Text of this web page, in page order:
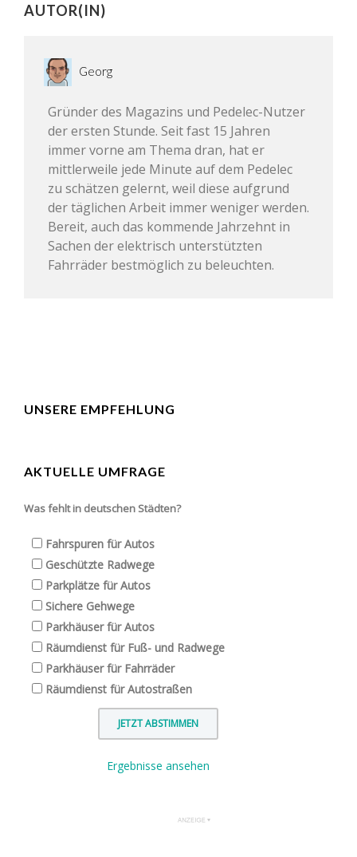
AUTOR(IN)
Georg
Gründer des Magazins und Pedelec-Nutzer
der ersten Stunde. Seit fast 15 Jahren
immer vorne am Thema dran, hat er
mittlerweile jede Minute auf dem Pedelec
zu schätzen gelernt, weil diese aufgrund
der täglichen Arbeit immer weniger werden.
Bereit, auch das kommende Jahrzehnt in
Sachen der elektrisch unterstützten
Fahrräder bestmöglich zu beleuchten.
UNSERE EMPFEHLUNG
AKTUELLE UMFRAGE
Was fehlt in deutschen Städten?
Fahrspuren für Autos
Geschützte Radwege
Parkplätze für Autos
Sichere Gehwege
Parkhäuser für Autos
Räumdienst für Fuß- und Radwege
Parkhäuser für Fahrräder
Räumdienst für Autostraßen
Ergebnisse ansehen